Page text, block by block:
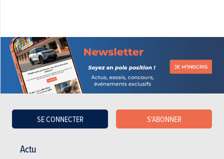
Actu
SE CONNECTER S'ABONNER
OPEL MERIVA